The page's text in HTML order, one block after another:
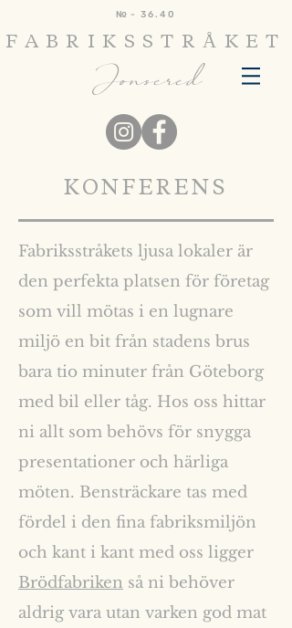
№ - 36.40
FABRIKSSTRÅKET
Jonsered
KONFERENS
Fabriksstråkets ljusa lokaler är
den perfekta platsen för företag
som vill mötas i en lugnare
miljö en bit från stadens brus
bara tio minuter från Göteborg
med bil eller tåg. Hos oss hittar
ni allt som behövs för snygga
presentationer och härliga
möten. Bensträckare tas med
fördel i den fina fabriksmiljön
och kant i kant med oss ligger
Brödfabriken så ni behöver
aldrig vara utan varken god mat